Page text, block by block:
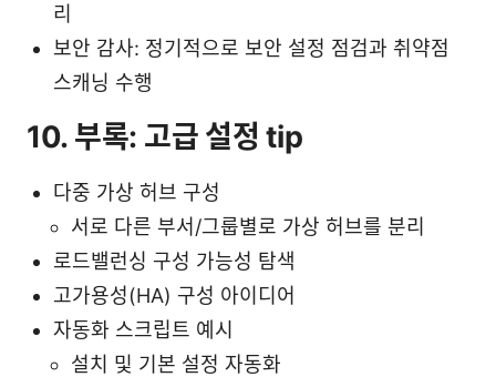
리
보안 감사: 정기적으로 보안 설정 점검과 취약점
스캐닝 수행
10. 부록: 고급 설정 tip
다중 가상 허브 구성
서로 다른 부서/그룹별로 가상 허브를 분리
로드밸런싱 구성 가능성 탐색
고가용성(HA) 구성 아이디어
자동화 스크립트 예시
설치 및 기본 설정 자동화